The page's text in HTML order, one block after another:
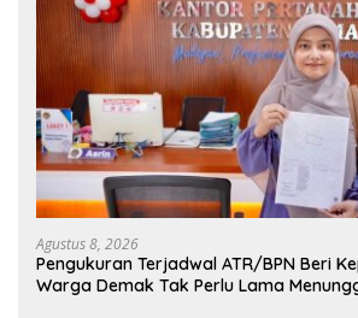
Agustus 8, 2026
Pengukuran Terjadwal ATR/BPN Beri
Warga Demak Tak Perlu Lama